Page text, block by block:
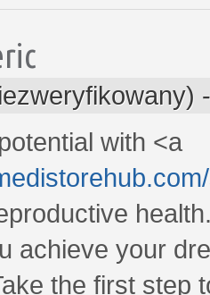
with <a
achieve your
the first step